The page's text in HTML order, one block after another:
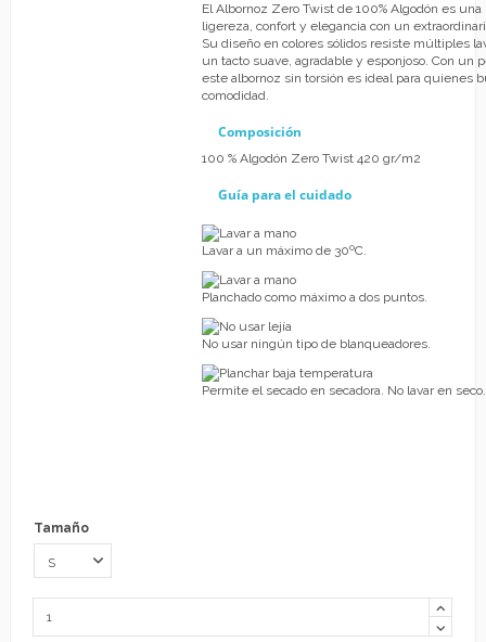
El Albornoz Zero Twist de 100% Algodón es
ligereza, confort y elegancia con un
Su diseño en colores sólidos resiste múltiples
un tacto suave, agradable y esponjoso. Con un
este albornoz sin torsión es ideal para quienes
comodidad.
Composición
100 % Algodón Zero Twist 420 gr/m2
Guía para el cuidado
Lavar a un máximo de 30ºC.
Planchado como máximo a dos puntos.
No usar ningún tipo de blanqueadores.
Permite el secado en secadora. No lavar en seco.
Tamaño